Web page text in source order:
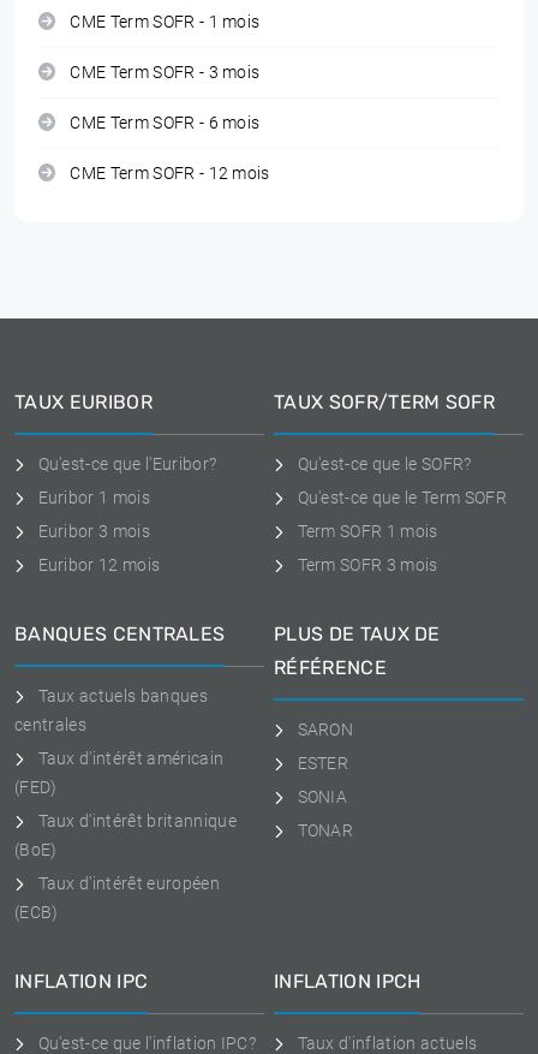
CME Term SOFR - 1 mois
CME Term SOFR - 3 mois
CME Term SOFR - 6 mois
CME Term SOFR - 12 mois
TAUX EURIBOR
Qu'est-ce que l'Euribor?
Euribor 1 mois
Euribor 3 mois
Euribor 12 mois
TAUX SOFR/TERM SOFR
Qu'est-ce que le SOFR?
Qu'est-ce que le Term SOFR
Term SOFR 1 mois
Term SOFR 3 mois
BANQUES CENTRALES
Taux actuels banques
centrales
Taux d'intérêt américain
(FED)
Taux d'intérêt britannique
(BoE)
Taux d'intérêt européen
(ECB)
PLUS DE TAUX DE
RÉFÉRENCE
SARON
ESTER
SONIA
TONAR
INFLATION IPC
Qu'est-ce que l'inflation IPC?
INFLATION IPCH
Taux d'inflation actuels